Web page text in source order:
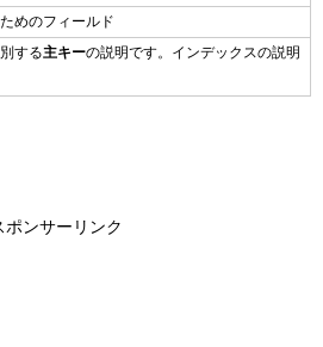
めのフィールド
する主キーの説明です。インデックスの説明
ポンサーリンク